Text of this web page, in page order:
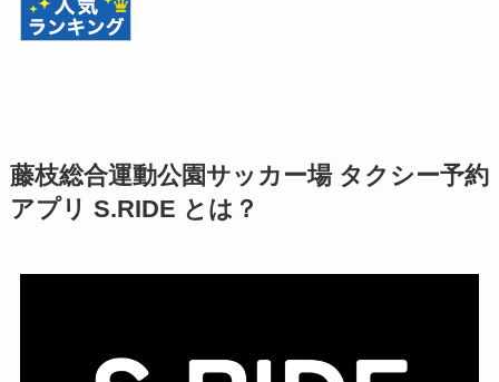
藤枝総合運動公園サッカー場 タクシー予約
アプリ S.RIDE とは？